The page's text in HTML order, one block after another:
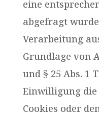
eine
abgefragt
Verarbeitung
Grundlage von
und § 25 Abs. 1
Einwilligung die
Cookies oder